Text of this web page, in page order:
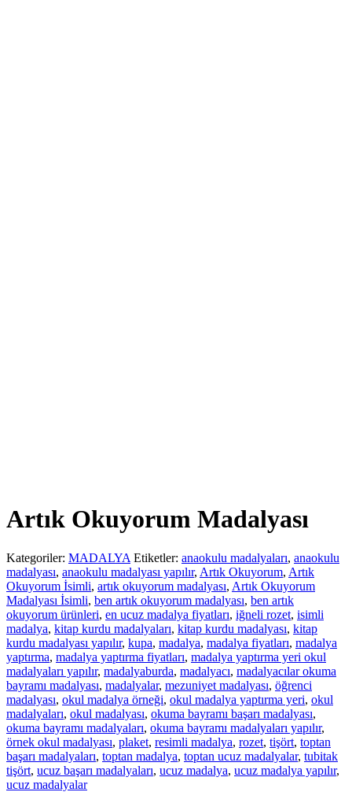
Artık Okuyorum Madalyası
Kategoriler: MADALYA Etiketler: anaokulu madalyaları, anaokulu
madalyası, anaokulu madalyası yapılır, Artık Okuyorum, Artık
Okuyorum İsimli, artık okuyorum madalyası, Artık Okuyorum
Madalyası İsimli, ben artık okuyorum madalyası, ben artık
okuyorum ürünleri, en ucuz madalya fiyatları, iğneli rozet, isimli
madalya, kitap kurdu madalyaları, kitap kurdu madalyası, kitap
kurdu madalyası yapılır, kupa, madalya, madalya fiyatları, madalya
yaptırma, madalya yaptırma fiyatları, madalya yaptırma yeri okul
madalyaları yapılır, madalyaburda, madalyacı, madalyacılar okuma
bayramı madalyası, madalyalar, mezuniyet madalyası, öğrenci
madalyası, okul madalya örneği, okul madalya yaptırma yeri, okul
madalyaları, okul madalyası, okuma bayramı başarı madalyası,
okuma bayramı madalyaları, okuma bayramı madalyaları yapılır,
örnek okul madalyası, plaket, resimli madalya, rozet, tişört, toptan
başarı madalyaları, toptan madalya, toptan ucuz madalyalar, tubitak
tişört, ucuz başarı madalyaları, ucuz madalya, ucuz madalya yapılır,
ucuz madalyalar